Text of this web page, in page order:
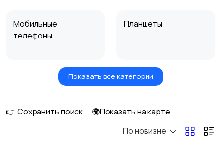
Мобильные
телефоны
Планшеты
Умные часы и
Стационарные
Запчасти
Показать все категории
👉 Сохранить поиск
🌍Показать на карте
По новизне